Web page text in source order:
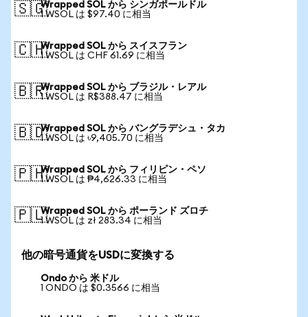
🇸🇬Wrapped SOL から シンガポールドル
1 WSOL は $97.40 に相当
🇨🇭Wrapped SOL から スイスフラン
1 WSOL は CHF 61.69 に相当
🇧🇷Wrapped SOL から ブラジル・レアル
1 WSOL は R$388.47 に相当
🇧🇩Wrapped SOL から バングラデシュ・タカ
1 WSOL は ৳9,405.70 に相当
🇵🇭Wrapped SOL から フィリピン・ペソ
1 WSOL は ₱4,626.33 に相当
🇵🇱Wrapped SOL から ポーランド ズロチ
1 WSOL は zł 283.34 に相当
他の暗号通貨をUSDに変換する
Ondo から 米ドル
1 ONDO は $0.3566 に相当